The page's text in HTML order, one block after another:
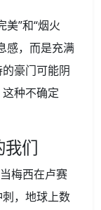
美”和“烟火
感，而是充满
豪门可能阴
种不确定
我们
梅西在卢赛
，地球上数